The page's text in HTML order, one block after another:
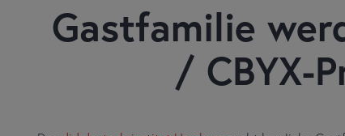
Gastfamilie
/ CBYX-